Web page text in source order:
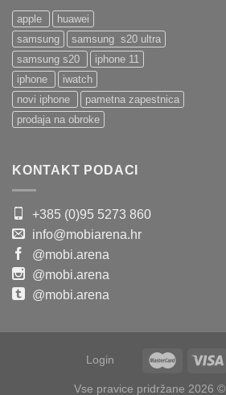
apple
huawei
samsung
samsung s20 ultra
samsung s20
iphone 11
iphone
iwatch
novi iphone
pametna zapestnica
prodaja na obroke
KONTAKT PODACI
+385 (0)95 5273 860
info@mobiarena.hr
@mobi.arena
@mobi.arena
@mobi.arena
Login
Vse pravice pridržane 2026 ©